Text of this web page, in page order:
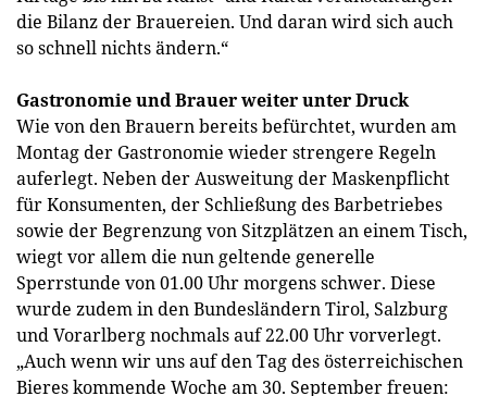
die Bilanz der Brauereien. Und daran wird sich auch
so schnell nichts ändern.“
Gastronomie und Brauer weiter unter Druck
Wie von den Brauern bereits befürchtet, wurden am
Montag der Gastronomie wieder strengere Regeln
auferlegt. Neben der Ausweitung der Maskenpflicht
für Konsumenten, der Schließung des Barbetriebes
sowie der Begrenzung von Sitzplätzen an einem Tisch,
wiegt vor allem die nun geltende generelle
Sperrstunde von 01.00 Uhr morgens schwer. Diese
wurde zudem in den Bundesländern Tirol, Salzburg
und Vorarlberg nochmals auf 22.00 Uhr vorverlegt.
„Auch wenn wir uns auf den Tag des österreichischen
Bieres kommende Woche am 30. September freuen: